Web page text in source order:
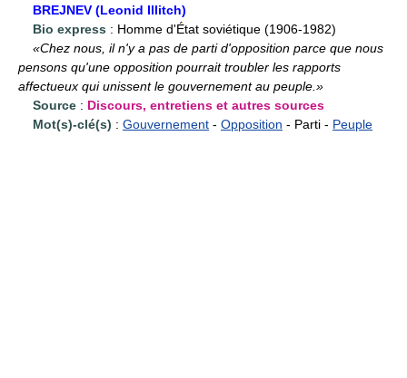
BREJNEV (Leonid Illitch)
Bio express : Homme d'État soviétique (1906-1982)
«Chez nous, il n'y a pas de parti d'opposition parce que nous
pensons qu'une opposition pourrait troubler les rapports
affectueux qui unissent le gouvernement au peuple.»
Source : Discours, entretiens et autres sources
Mot(s)-clé(s) : Gouvernement - Opposition - Parti - Peuple